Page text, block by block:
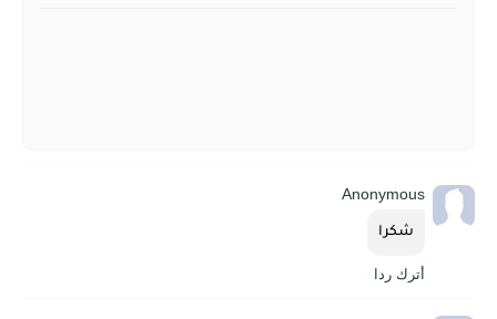
Anonymous
شكرا
أترك ردا